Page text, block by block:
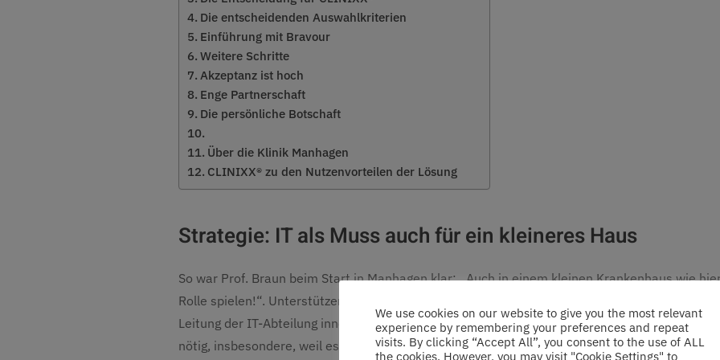
Die entscheidenden Auswahlkriterien
Einführung mit Bravour
Weitere Schritte
Akzeptanz ist hoch
Enge Partnerschaft
Die persönliche Botschaft
Über die Klinik Manhagen
CLINIXX® zu den Nutzenvorteilen der Lösung
Strategie: IT als Muss auch für ein kleineres Haus
So war Prof. Braun beim Start in Manhagen klar: „Auch in einem kleinen Krankenhaus wie
Rolle spielen!“. Unterstützend wirkte bei seiner Durchsetzungsstrategie, dass er ein Jahr
Leitung der IT-Abteilung innehatte: „Bei der Entscheidung für IT-Maßnahmen sind
nötig, insbesondere, weil es sich hierbei um Investitionen handelt, die sich nicht direkt
We use cookies on our website to give you the most relevant
experience by remembering your preferences and repeat
visits. By clicking “Accept All”, you consent to the use of ALL
the cookies. However, you may visit "Cookie Settings" to